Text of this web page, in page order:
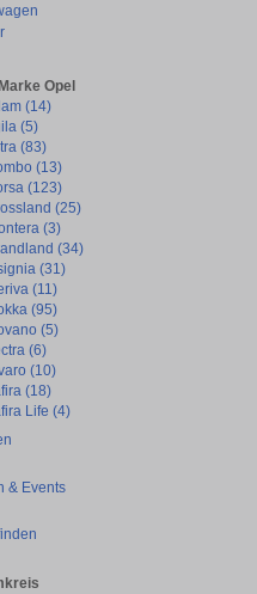
Opel
(14)
(5)
(83)
(13)
(123)
(25)
(3)
(34)
(31)
(11)
(95)
(5)
(6)
(10)
(18)
Life (4)
& Events